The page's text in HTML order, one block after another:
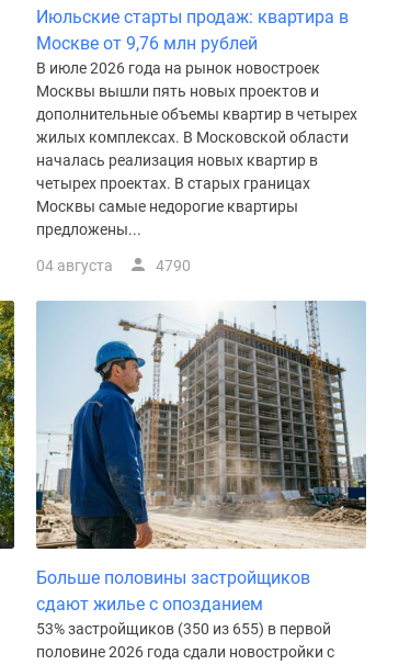
Июльские старты продаж: квартира в
Москве от 9,76 млн рублей
В июле 2026 года на рынок новостроек
Москвы вышли пять новых проектов и
дополнительные объемы квартир в четырех
жилых комплексах. В Московской области
началась реализация новых квартир в
четырех проектах. В старых границах
Москвы самые недорогие квартиры
предложены...
04 августа 4790
Больше половины застройщиков
сдают жилье с опозданием
53% застройщиков (350 из 655) в первой
половине 2026 года сдали новостройки с